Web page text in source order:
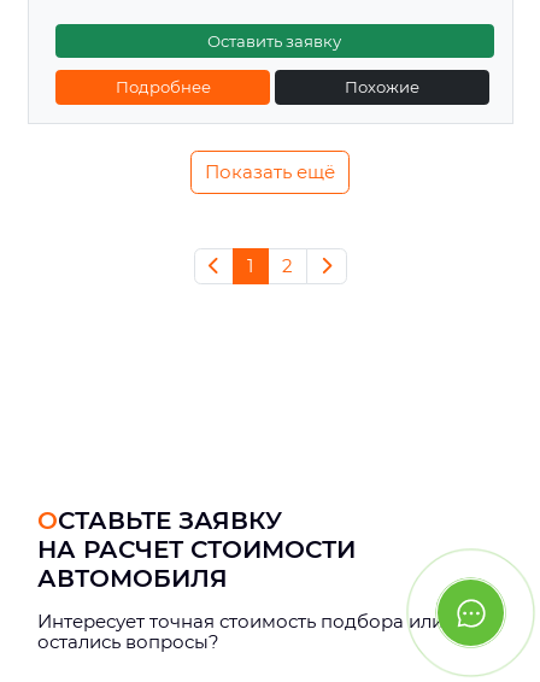
Оставить заявку
Подробнее Похожие
Показать ещё
1 2
ОСТАВЬТЕ ЗАЯВКУ
НА РАСЧЕТ СТОИМОСТИ
АВТОМОБИЛЯ
Интерeсует точная стоимость подбора или
остались вопросы?